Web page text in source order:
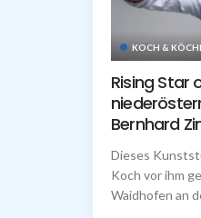
KOCH &
Rising Star
Bernhard
Dieses
Koch vor ihm
Waidhofen an